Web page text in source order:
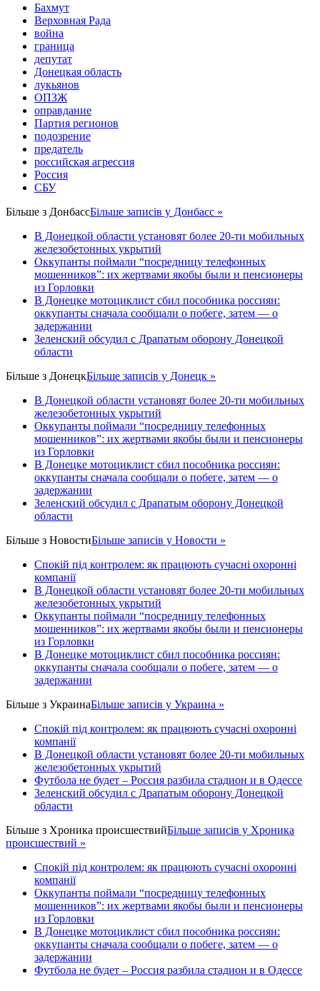
Бахмут
Верховная Рада
война
граница
депутат
Донецкая область
лукьянов
ОПЗЖ
оправдание
Партия регионов
подозрение
предатель
российская агрессия
Россия
СБУ
Більше з ДонбассБільше записів у Донбасс »
В Донецкой области установят более 20-ти мобильных
железобетонных укрытий
Оккупанты поймали “посредницу телефонных
мошенников”: их жертвами якобы были и пенсионеры
из Горловки
В Донецке мотоциклист сбил пособника россиян:
оккупанты сначала сообщали о побеге, затем — о
задержании
Зеленский обсудил с Драпатым оборону Донецкой
области
Більше з ДонецкБільше записів у Донецк »
В Донецкой области установят более 20-ти мобильных
железобетонных укрытий
Оккупанты поймали “посредницу телефонных
мошенников”: их жертвами якобы были и пенсионеры
из Горловки
В Донецке мотоциклист сбил пособника россиян:
оккупанты сначала сообщали о побеге, затем — о
задержании
Зеленский обсудил с Драпатым оборону Донецкой
области
Більше з НовостиБільше записів у Новости »
Спокій під контролем: як працюють сучасні охоронні
компанії
В Донецкой области установят более 20-ти мобильных
железобетонных укрытий
Оккупанты поймали “посредницу телефонных
мошенников”: их жертвами якобы были и пенсионеры
из Горловки
В Донецке мотоциклист сбил пособника россиян:
оккупанты сначала сообщали о побеге, затем — о
задержании
Більше з УкраинаБільше записів у Украина »
Спокій під контролем: як працюють сучасні охоронні
компанії
В Донецкой области установят более 20-ти мобильных
железобетонных укрытий
Футбола не будет – Россия разбила стадион и в Одессе
Зеленский обсудил с Драпатым оборону Донецкой
области
Більше з Хроника происшествийБільше записів у Хроника
происшествий »
Спокій під контролем: як працюють сучасні охоронні
компанії
Оккупанты поймали “посредницу телефонных
мошенников”: их жертвами якобы были и пенсионеры
из Горловки
В Донецке мотоциклист сбил пособника россиян:
оккупанты сначала сообщали о побеге, затем — о
задержании
Футбола не будет – Россия разбила стадион и в Одессе